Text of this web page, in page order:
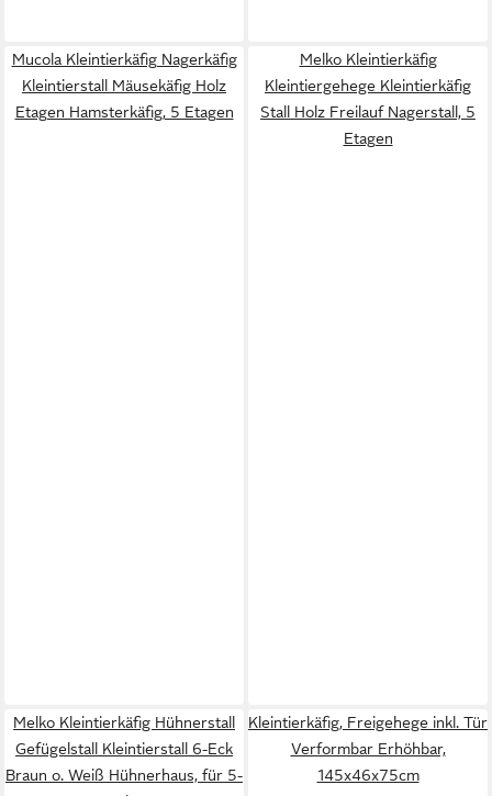
Mucola Kleintierkäfig Nagerkäfig
Kleintierstall Mäusekäfig Holz
Etagen Hamsterkäfig, 5 Etagen
Melko Kleintierkäfig
Kleintiergehege Kleintierkäfig
Stall Holz Freilauf Nagerstall, 5
Etagen
Melko Kleintierkäfig Hühnerstall
Gefügelstall Kleintierstall 6-Eck
Braun o. Weiß Hühnerhaus, für 5-
Kleintierkäfig, Freigehege inkl. Tür
Verformbar Erhöhbar,
145x46x75cm